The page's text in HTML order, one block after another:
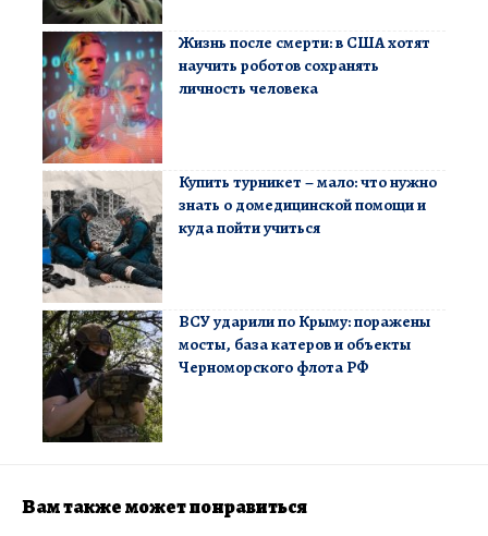
Жизнь после смерти: в США хотят
научить роботов сохранять
личность человека
Купить турникет – мало: что нужно
знать о домедицинской помощи и
куда пойти учиться
ВСУ ударили по Крыму: поражены
мосты, база катеров и объекты
Черноморского флота РФ
Вам также может понравиться